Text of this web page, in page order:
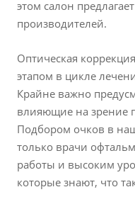
этом салон
производителей.
Оптическая
этапом в цикле
Крайне важно
влияющие на зрение
Подбором очков в
только врачи
работы и высоким
которые знают, что